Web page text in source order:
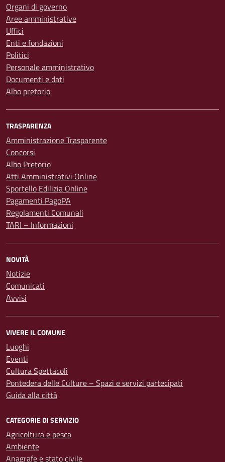
Organi di governo
Aree amministrative
Uffici
Enti e fondazioni
Politici
Personale amministrativo
Documenti e dati
Albo pretorio
TRASPARENZA
Amministrazione Trasparente
Concorsi
Albo Pretorio
Atti Amministrativi Online
Sportello Edilizia Online
Pagamenti PagoPA
Regolamenti Comunali
TARI – Informazioni
NOVITÀ
Notizie
Comunicati
Avvisi
VIVERE IL COMUNE
Luoghi
Eventi
Cultura Spettacoli
Pontedera delle Culture – Spazi e servizi partecipati
Guida alla città
CATEGORIE DI SERVIZIO
Agricoltura e pesca
Ambiente
Anagrafe e stato civile